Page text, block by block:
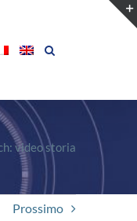
video storia
Prossimo